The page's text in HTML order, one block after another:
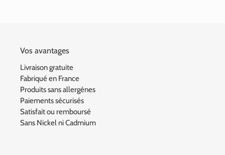
Vos avantages
Livraison gratuite
Fabriqué en France
Produits sans allergènes
Paiements sécurisés
Satisfait ou remboursé
Sans Nickel ni Cadmium